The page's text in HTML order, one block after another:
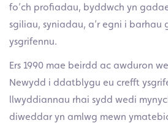
fo’ch profiadau, byddwch yn
sgiliau, syniadau, a’r egni i barhau
ysgrifennu.
Ers 1990 mae beirdd ac awduron
Newydd i ddatblygu eu crefft
llwyddiannau rhai sydd wedi
diweddar yn amlwg mewn